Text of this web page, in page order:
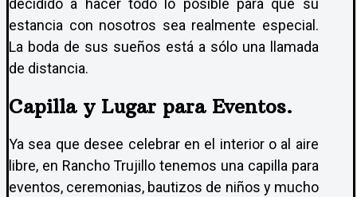
decidido a hacer todo lo posible para que su
estancia con nosotros sea realmente especial.
La boda de sus sueños está a sólo una llamada
de distancia.
Capilla y Lugar para Eventos.
Ya sea que desee celebrar en el interior o al aire
libre, en Rancho Trujillo tenemos una capilla para
eventos, ceremonias, bautizos de niños y mucho